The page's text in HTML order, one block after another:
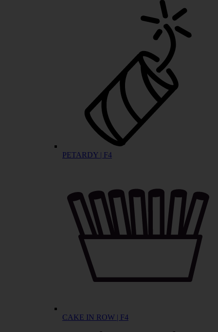
PETARDY | F4
CAKE IN ROW | F4